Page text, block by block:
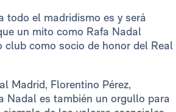
todo el madridismo es y será
un mito como Rafa Nadal
club como socio de honor del Real
Madrid, Florentino Pérez,
Nadal es también un orgullo para